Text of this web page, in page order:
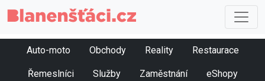
Auto-moto Obchody Reality Restaurace
Řemeslníci Služby Zaměstnání eShopy